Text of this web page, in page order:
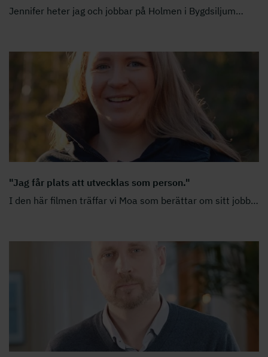
Jennifer heter jag och jobbar på Holmen i Bygdsiljum…
"Jag får plats att utvecklas som person."
I den här filmen träffar vi Moa som berättar om sitt jobb…